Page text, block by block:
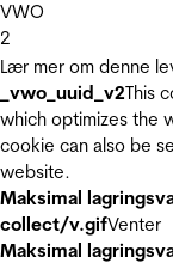
VWO
2
Lær mer om denne
_vwo_uuid_v2This
which optimizes the
cookie can also be
website.
Maksimal
collect/v.gifVenter
Maksimal